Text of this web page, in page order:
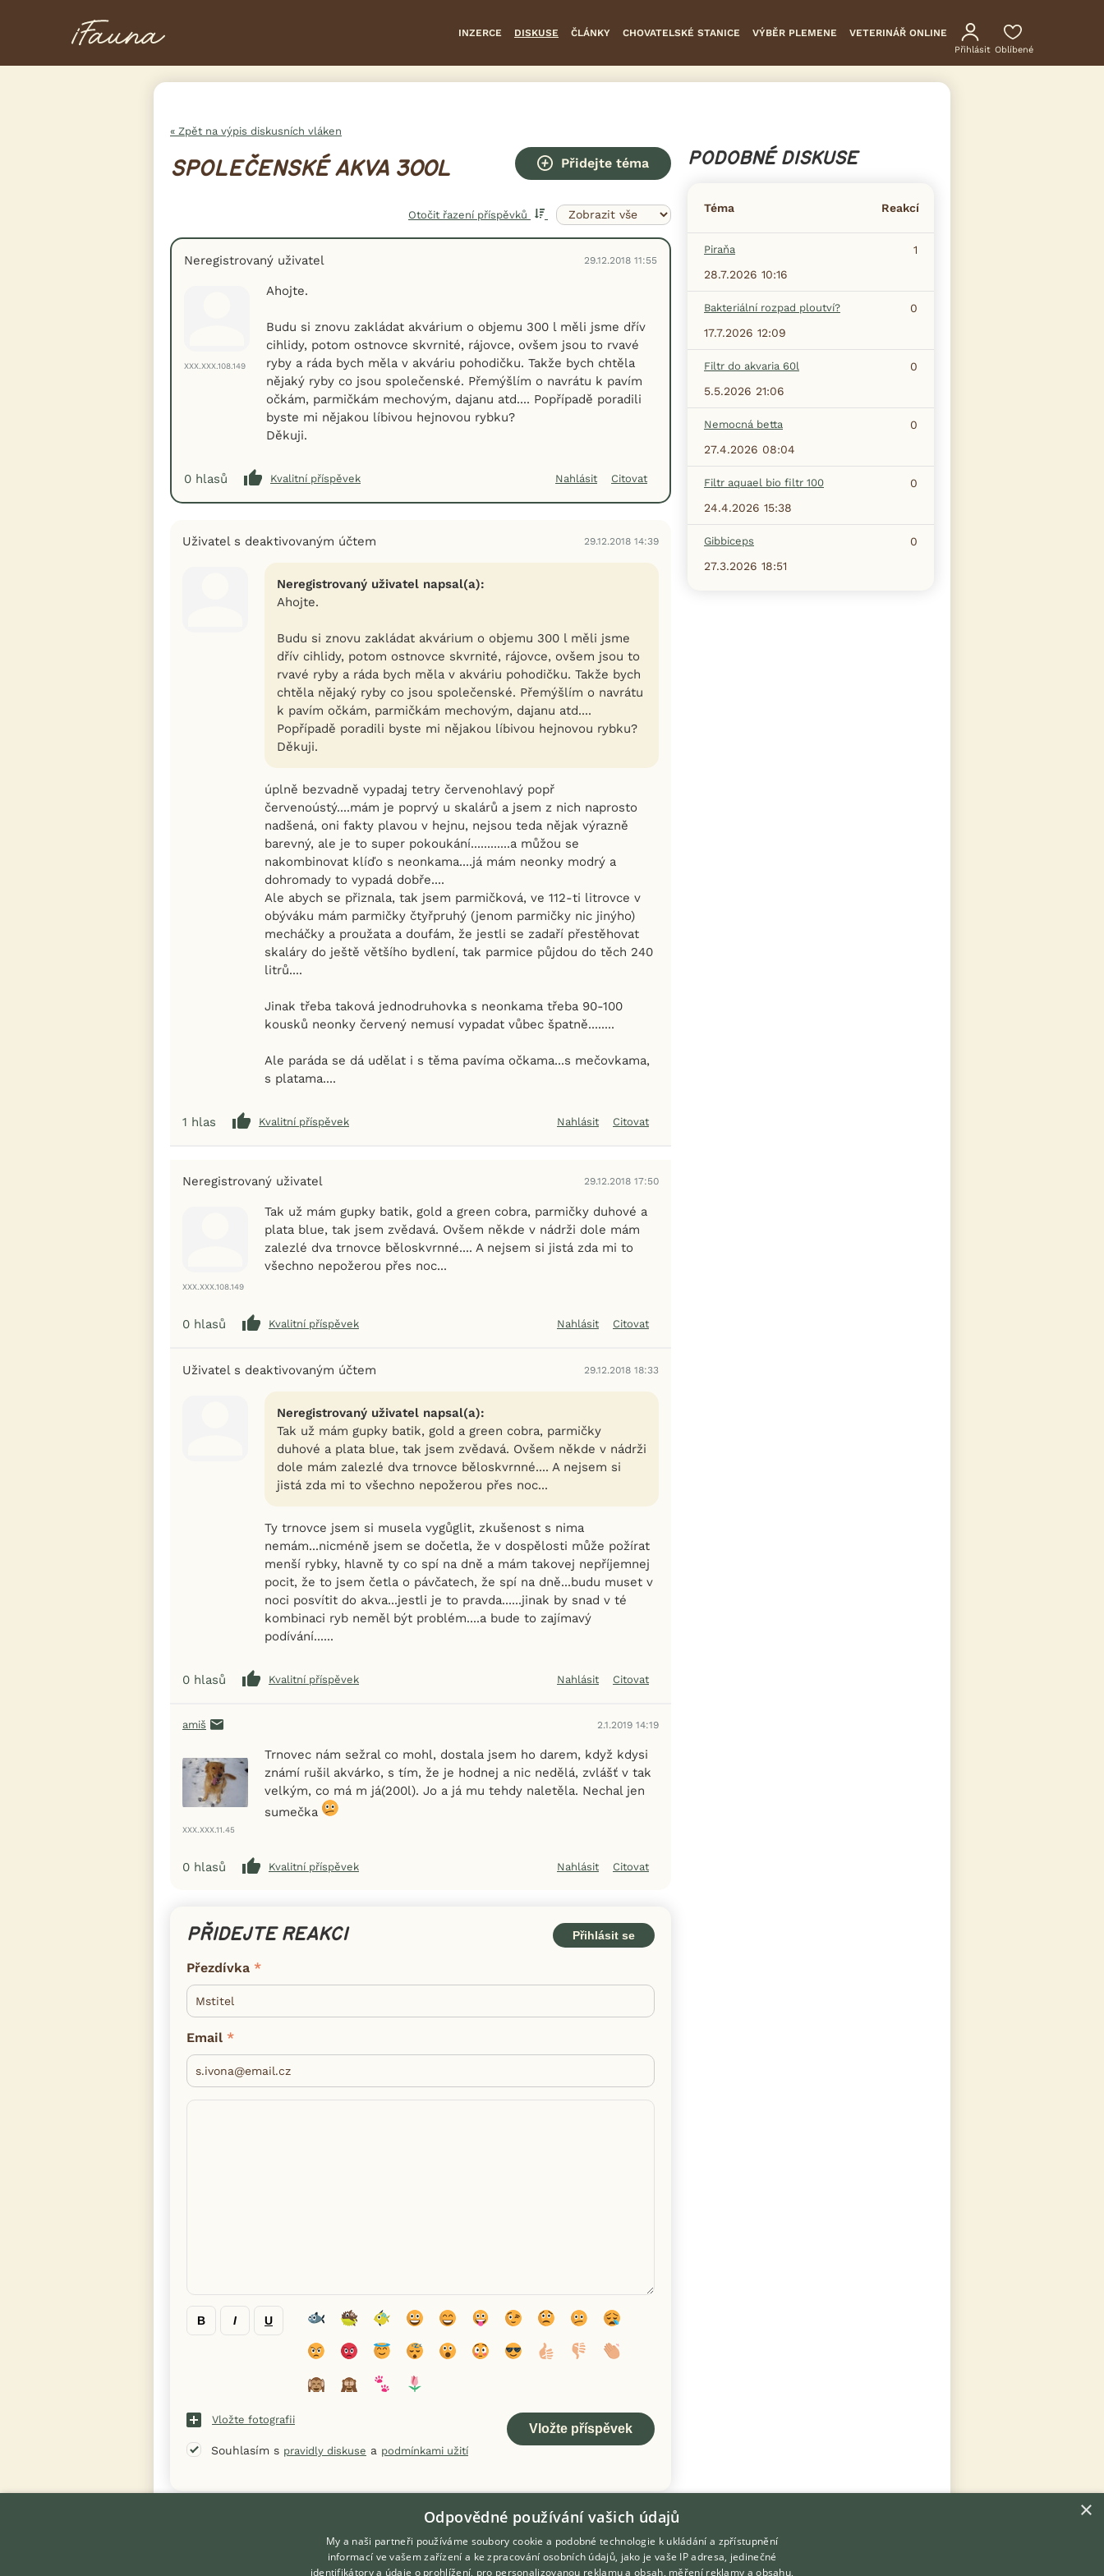
INZERCE DISKUSE ČLÁNKY CHOVATELSKÉ STANICE VÝBĚR PLEMENE VETERINÁŘ ONLINE
Přihlásit Oblíbené
« Zpět na výpis diskusních vláken
SPOLEČENSKÉ AKVA 300L Přidejte téma
Otočit řazení příspěvků
Neregistrovaný uživatel 29.12.2018 11:55
XXX.XXX.108.149
Ahojte.
Budu si znovu zakládat akvárium o objemu 300 l měli jsme dřív
cihlidy, potom ostnovce skvrnité, rájovce, ovšem jsou to rvavé
ryby a ráda bych měla v akváriu pohodičku. Takže bych chtěla
nějaký ryby co jsou společenské. Přemýšlím o navrátu k pavím
očkám, parmičkám mechovým, dajanu atd.... Popřípadě poradili
byste mi nějakou líbivou hejnovou rybku?
Děkuji.
0 hlasů Kvalitní příspěvek Nahlásit Citovat
Uživatel s deaktivovaným účtem 29.12.2018 14:39
Neregistrovaný uživatel napsal(a):
Ahojte.
Budu si znovu zakládat akvárium o objemu 300 l měli jsme
dřív cihlidy, potom ostnovce skvrnité, rájovce, ovšem jsou to
rvavé ryby a ráda bych měla v akváriu pohodičku. Takže bych
chtěla nějaký ryby co jsou společenské. Přemýšlím o navrátu
k pavím očkám, parmičkám mechovým, dajanu atd....
Popřípadě poradili byste mi nějakou líbivou hejnovou rybku?
Děkuji.
úplně bezvadně vypadaj tetry červenohlavý popř
červenoústý....mám je poprvý u skalárů a jsem z nich naprosto
nadšená, oni fakty plavou v hejnu, nejsou teda nějak výrazně
barevný, ale je to super pokoukání............a můžou se
nakombinovat klíďo s neonkama....já mám neonky modrý a
dohromady to vypadá dobře....
Ale abych se přiznala, tak jsem parmičková, ve 112-ti litrovce v
obýváku mám parmičky čtyřpruhý (jenom parmičky nic jinýho)
mecháčky a proužata a doufám, že jestli se zadaří přestěhovat
skaláry do ještě většího bydlení, tak parmice půjdou do těch 240
litrů....
Jinak třeba taková jednodruhovka s neonkama třeba 90-100
kousků neonky červený nemusí vypadat vůbec špatně........
Ale paráda se dá udělat i s těma pavíma očkama...s mečovkama,
s platama....
1 hlas Kvalitní příspěvek Nahlásit Citovat
Neregistrovaný uživatel 29.12.2018 17:50
XXX.XXX.108.149
Tak už mám gupky batik, gold a green cobra, parmičky duhové a
plata blue, tak jsem zvědavá. Ovšem někde v nádrži dole mám
zalezlé dva trnovce běloskvrnné.... A nejsem si jistá zda mi to
všechno nepožerou přes noc...
0 hlasů Kvalitní příspěvek Nahlásit Citovat
Uživatel s deaktivovaným účtem 29.12.2018 18:33
Neregistrovaný uživatel napsal(a):
Tak už mám gupky batik, gold a green cobra, parmičky
duhové a plata blue, tak jsem zvědavá. Ovšem někde v nádrži
dole mám zalezlé dva trnovce běloskvrnné.... A nejsem si
jistá zda mi to všechno nepožerou přes noc...
Ty trnovce jsem si musela vygůglit, zkušenost s nima
nemám...nicméně jsem se dočetla, že v dospělosti může požírat
menší rybky, hlavně ty co spí na dně a mám takovej nepříjemnej
pocit, že to jsem četla o pávčatech, že spí na dně...budu muset v
noci posvítit do akva...jestli je to pravda......jinak by snad v té
kombinaci ryb neměl být problém....a bude to zajímavý
podívání......
0 hlasů Kvalitní příspěvek Nahlásit Citovat
amiš 2.1.2019 14:19
XXX.XXX.11.45
Trnovec nám sežral co mohl, dostala jsem ho darem, když kdysi
známí rušil akvárko, s tím, že je hodnej a nic nedělá, zvlášť v tak
velkým, co má m já(200l). Jo a já mu tehdy naletěla. Nechal jen
sumečka
0 hlasů Kvalitní příspěvek Nahlásit Citovat
PŘIDEJTE REAKCI Přihlásit se
Přezdívka
Email
B I U
Vložte fotografii
Souhlasím s pravidly diskuse a podmínkami užití
PODOBNÉ DISKUSE
Téma Reakcí
Piraňa
1
28.7.2026 10:16
Bakteriální rozpad ploutví?
0
17.7.2026 12:09
Filtr do akvaria 60l
0
5.5.2026 21:06
Nemocná betta
0
27.4.2026 08:04
Filtr aquael bio filtr 100
0
24.4.2026 15:38
Gibbiceps
0
27.3.2026 18:51
×
Odpovědné používání vašich údajů
My a naši partneři používáme soubory cookie a podobné technologie k ukládání a zpřístupnění
informací ve vašem zařízení a ke zpracování osobních údajů, jako je vaše IP adresa, jedinečné
identifikátory a údaje o prohlížení, pro personalizovanou reklamu a obsah, měření reklamy a obsahu,